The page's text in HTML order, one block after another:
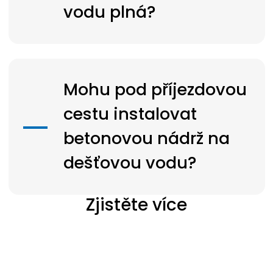
vodu plná?
Mohu pod příjezdovou
cestu instalovat
betonovou nádrž na
dešťovou vodu?
Zjistěte více